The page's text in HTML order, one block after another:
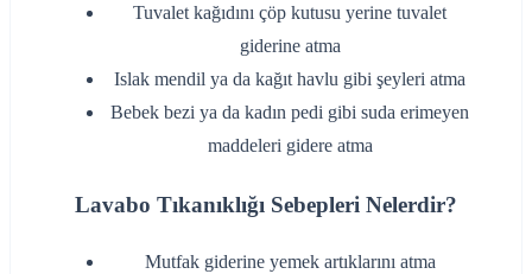
‌Tuvalet kağıdını çöp kutusu yerine tuvalet
giderine atma
‌Islak mendil ya da kağıt havlu gibi şeyleri atma
‌Bebek bezi ya da kadın pedi gibi suda erimeyen
maddeleri gidere atma
Lavabo Tıkanıklığı Sebepleri Nelerdir?
‌Mutfak giderine yemek artıklarını atma